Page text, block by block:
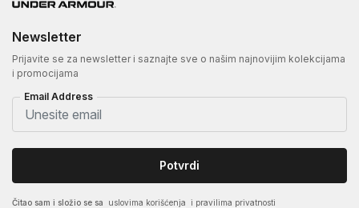
Newsletter
Prijavite se za newsletter i saznajte sve o našim najnovijim kolekcijama
i promocijama
Email Address
Potvrdi
Čitao sam i složio se sa uslovima korišćenja i pravilima privatnosti